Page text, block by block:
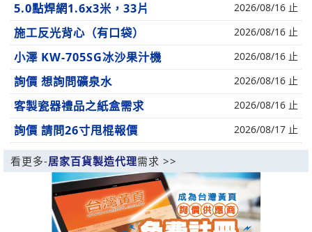
5.0點焊網1.6x3米，33片 2026/08/16 止
施工反光背心（有口袋） 2026/08/16 止
小澤 KW-705SG冰沙果汁機 2026/08/16 止
詢價 想詢問礦泉水 2026/08/16 止
客製瓷器禮品之紙盒需求 2026/08/16 止
詢價 請問26寸甩棍報價 2026/08/17 止
看更多-居家百貨製造代理需求 >>